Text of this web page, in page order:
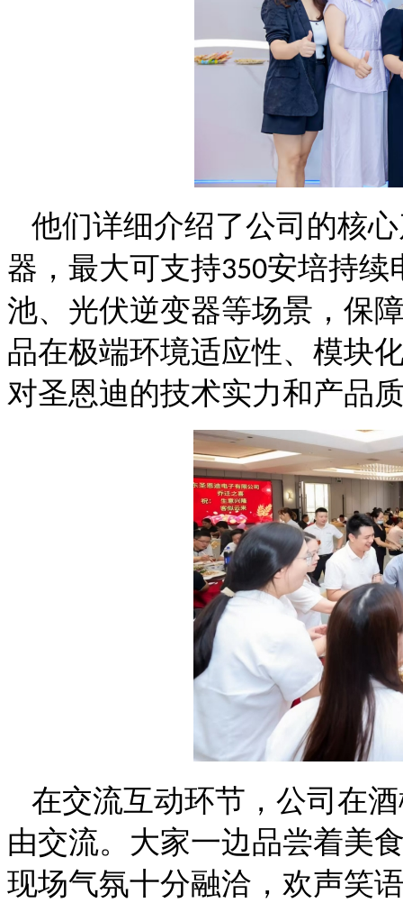
他们详细介绍了公司的核
器，最大可支持350安培持续
池、光伏逆变器等场景，保
品在极端环境适应性、模块
对圣恩迪的技术实力和产品
在交流互动环节， 公司在
由交流。大家一边品尝着美
现场气氛十分融洽 ， 欢声笑